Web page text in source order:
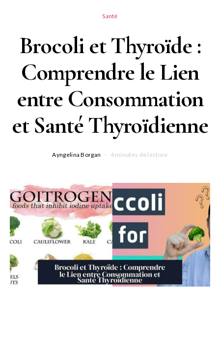
Santé
Brocoli et Thyroïde :
Comprendre le Lien
entre Consommation
et Santé Thyroïdienne
Ayngelina Borgan 4 minutes de lecture